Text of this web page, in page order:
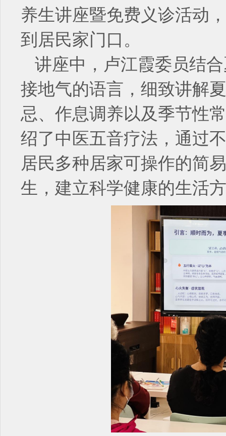
养生讲座暨免费义诊活动
到居民家门口。
讲座中，卢江霞委员结
接地气的语言，细致讲解
忌、作息调养以及季节性
绍了中医五音疗法，通过
居民多种居家可操作的简
生，建立科学健康的生活